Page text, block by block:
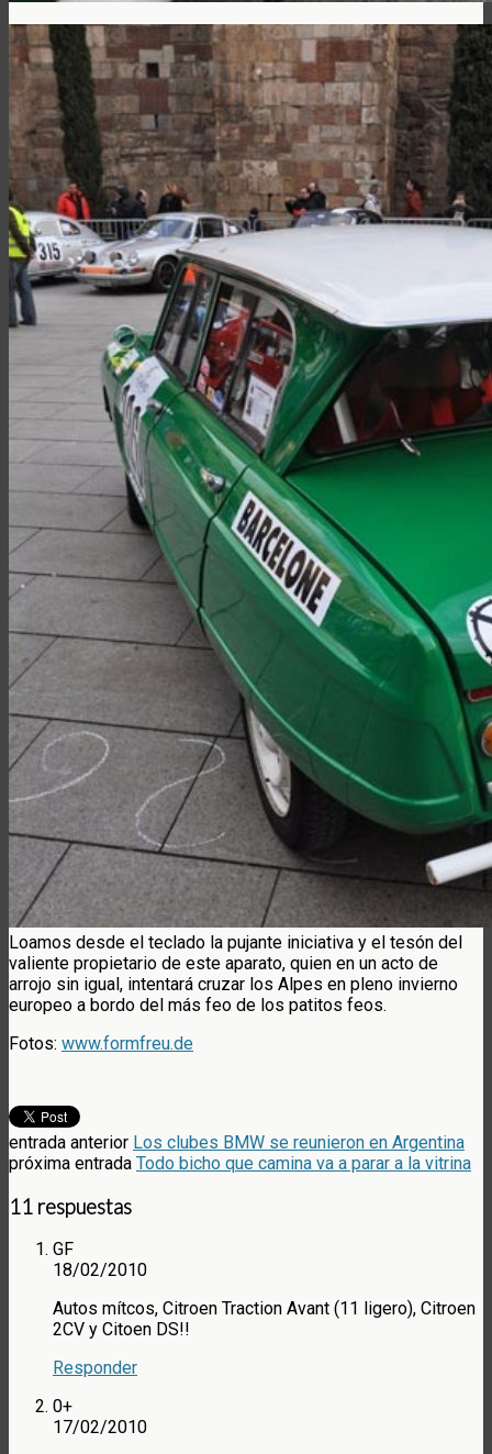
Loamos desde el teclado la pujante iniciativa y el tesón del
valiente propietario de este aparato, quien en un acto de
arrojo sin igual, intentará cruzar los Alpes en pleno invierno
europeo a bordo del más feo de los patitos feos.
Fotos: www.formfreu.de
entrada anterior Los clubes BMW se reunieron en Argentina
próxima entrada Todo bicho que camina va a parar a la vitrina
11 respuestas
GF
18/02/2010
Autos mítcos, Citroen Traction Avant (11 ligero), Citroen
2CV y Citoen DS!!
Responder
0+
17/02/2010